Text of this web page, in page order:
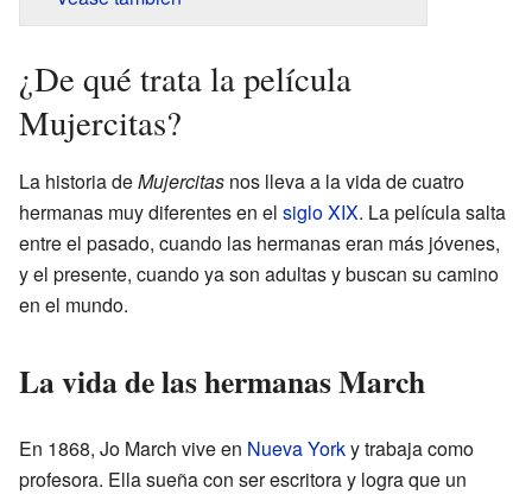
¿De qué trata la película
Mujercitas?
La historia deMujercitas nos lleva a la vida de cuatro
hermanas muy diferentes en el siglo XIX. La película salta
entre el pasado, cuando las hermanas eran más jóvenes,
y el presente, cuando ya son adultas y buscan su camino
en el mundo.
La vida de las hermanas March
En 1868, Jo March vive en Nueva Yorky trabaja como
profesora. Ella sueña con ser escritora y logra que un